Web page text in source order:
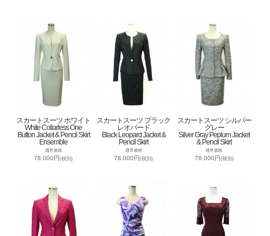
スカートスーツ ホワイト
White Collarless One
Button Jacket & Pencil Skirt
Ensemble
通常価格
78,000円(税別)
スカートスーツ ブラック
レオパード
Black Leopard Jacket &
Pencil Skirt
通常価格
78,000円(税別)
スカートスーツ シルバー
グレー
Silver Gray Peplum Jacket
& Pencil Skirt
通常価格
78,000円(税別)